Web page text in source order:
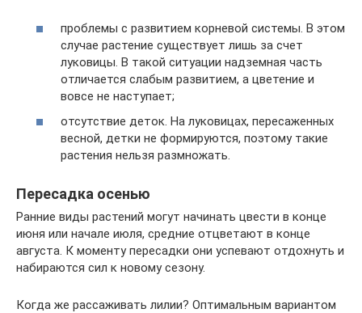
проблемы с развитием корневой системы. В этом
случае растение существует лишь за счет
луковицы. В такой ситуации надземная часть
отличается слабым развитием, а цветение и
вовсе не наступает;
отсутствие деток. На луковицах, пересаженных
весной, детки не формируются, поэтому такие
растения нельзя размножать.
Пересадка осенью
Ранние виды растений могут начинать цвести в конце
июня или начале июля, средние отцветают в конце
августа. К моменту пересадки они успевают отдохнуть и
набираются сил к новому сезону.
Когда же рассаживать лилии? Оптимальным вариантом